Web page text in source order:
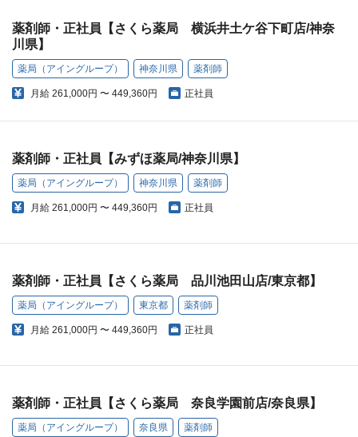
薬剤師・正社員【さくら薬局 横浜井土ケ谷下町店/神奈
川県】
薬局（アイングループ） 神奈川県 薬剤師
月給 261,000円 〜 449,360円 正社員
薬剤師・正社員【みずほ薬局/神奈川県】
薬局（アイングループ） 神奈川県 薬剤師
月給 261,000円 〜 449,360円 正社員
薬剤師・正社員【さくら薬局 品川池田山店/東京都】
薬局（アイングループ） 東京都 薬剤師
月給 261,000円 〜 449,360円 正社員
薬剤師・正社員【さくら薬局 奈良学園前店/奈良県】
薬局（アイングループ） 奈良県 薬剤師